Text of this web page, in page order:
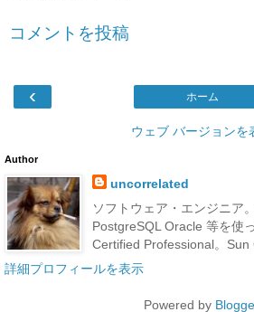
コメントを投稿
‹ ホーム
ウェブ バージョンを
Author
uncorrelated
ソフトウェア・エンジニア
PostgreSQL Oracle 等を使
Certified Professional。Sun
詳細プロフィールを表示
Powered by